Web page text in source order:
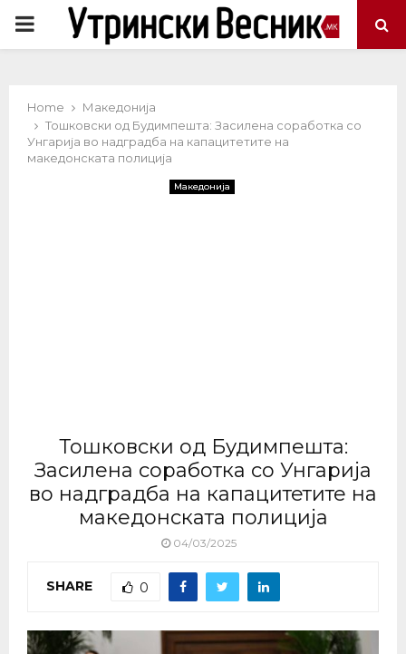
PRIMARY
Home
Македонија
Тошковски од Будимпешта: Засилена соработка со
Унгарија во надградба на капацитетите на
македонската полиција
Македонија
Тошковски од Будимпешта:
Засилена соработка со Унгарија
во надградба на капацитетите на
македонската полиција
04/03/2025
SHARE 0